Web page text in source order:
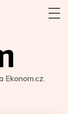
Ekonom.cz.